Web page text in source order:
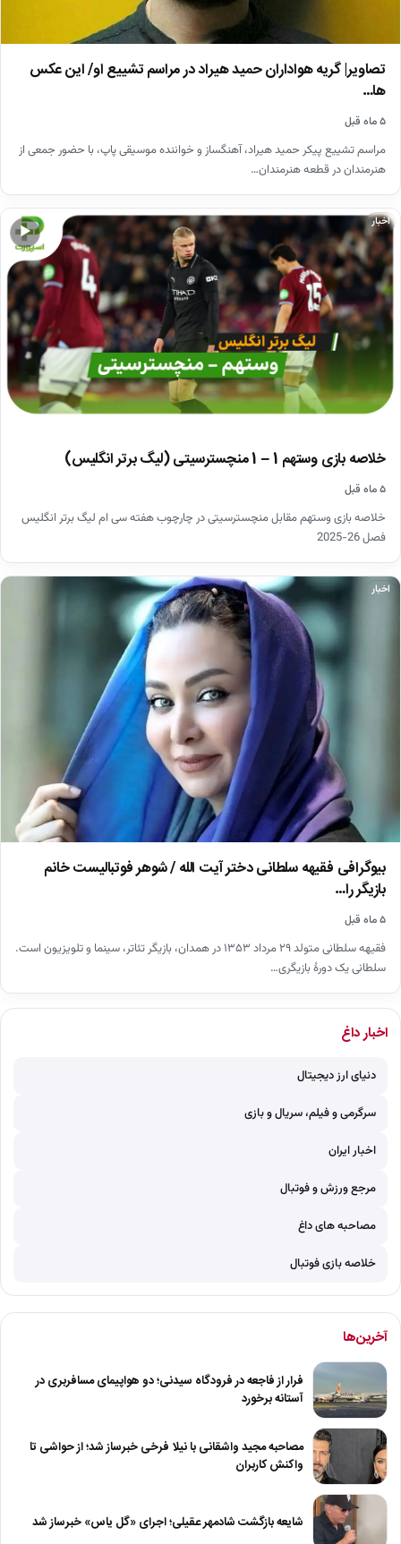
تصاویر| گریه هواداران حمید هیراد در مراسم تشییع او/ این عکس
ها…
۵ ماه قبل
مراسم تشییع پیکر حمید هیراد، آهنگساز و خواننده موسیقی پاپ، با حضور جمعی از
هنرمندان در قطعه هنرمندان…
▶
اخبار
خلاصه بازی وستهم 1 – 1 منچسترسیتی (لیگ برتر انگلیس)
۵ ماه قبل
خلاصه بازی وستهم مقابل منچسترسیتی در چارچوب هفته سی ام لیگ برتر انگلیس
فصل 26-2025
اخبار
بیوگرافی فقیهه سلطانی دختر آیت الله / شوهر فوتبالیست خانم
بازیگر را…
۵ ماه قبل
فقیهه سلطانی متولد ۲۹ مرداد ۱۳۵۳ در همدان، بازیگر تئاتر، سینما و تلویزیون است.
سلطانی یک دورهٔ بازیگری…
اخبار داغ
دنیای ارز دیجیتال
سرگرمی و فیلم، سریال و بازی
اخبار ایران
مرجع ورزش و فوتبال
مصاحبه های داغ
خلاصه بازی فوتبال
آخرین‌ها
فرار از فاجعه در فرودگاه سیدنی؛ دو هواپیمای مسافربری در
آستانه برخورد
مصاحبه مجید واشقانی با نیلا فرخی خبرساز شد؛ از حواشی تا
واکنش کاربران
شایعه بازگشت شادمهر عقیلی؛ اجرای «گل یاس» خبرساز شد